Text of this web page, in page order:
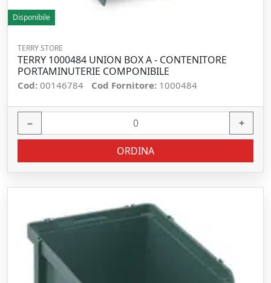
Disponibile
TERRY STORE
TERRY 1000484 UNION BOX A - CONTENITORE
PORTAMINUTERIE COMPONIBILE
Cod: 00146784 Cod Fornitore: 1000484
− +
ORDINA